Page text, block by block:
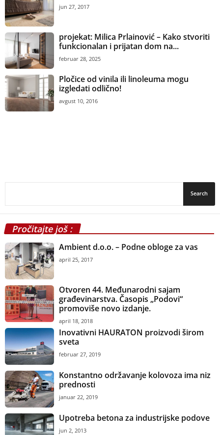
jun 27, 2017
projekat: Milica Prlainović – Kako stvoriti
funkcionalan i prijatan dom na...
februar 28, 2025
Pločice od vinila ili linoleuma mogu
izgledati odlično!
avgust 10, 2016
Pročitajte još :
Ambient d.o.o. – Podne obloge za vas
april 25, 2017
Otvoren 44. Međunarodni sajam
građevinarstva. Časopis „Podovi“
promoviše novo izdanje.
april 18, 2018
Inovativni HAURATON proizvodi širom
sveta
februar 27, 2019
Konstantno održavanje kolovoza ima niz
prednosti
januar 22, 2019
Upotreba betona za industrijske podove
jun 2, 2013